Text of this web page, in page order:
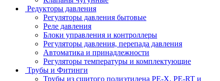
Редукторы давления
Регуляторы давления бытовые
Реле давления
Блоки управления и контроллеры
Регуляторы давления, перепада давления
Автоматика и принадлежности
Регуляторы температуры и комплектующие
Трубы и Фитинги
Трубы из сшитого полиэтилена PE-X, PE-RT и